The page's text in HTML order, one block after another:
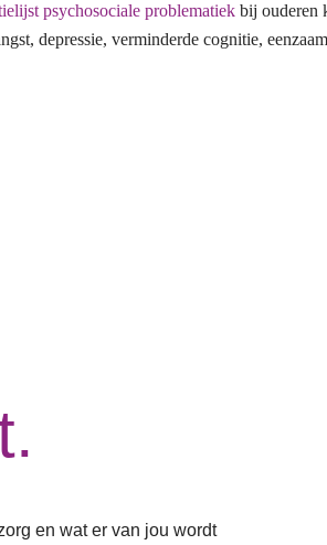
psychosociale problematiek bij ouderen
depressie, verminderde cognitie,
en wat er van jou wordt